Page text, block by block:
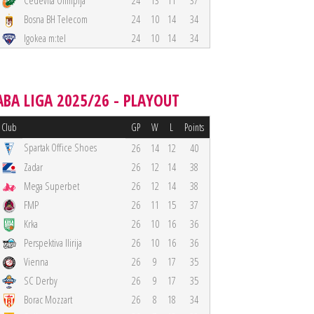
Bosna BH Telecom 24 10 14
34
Igokea m:tel 24 10 14 34
LIGA 2025/26 - PLAYOUT
Club GP W L Points
Spartak Office Shoes 26 14 12
40
Zadar 26 12 14
38
Mega Superbet 26 12 14
38
FMP 26 11 15
37
Krka 26 10 16
36
Perspektiva Ilirija 26 10 16
36
Vienna 26 9 17
35
SC Derby 26 9 17
35
Borac Mozzart 26 8 18
34